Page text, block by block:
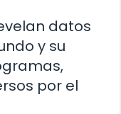
datos
y su
por el